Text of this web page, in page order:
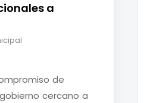
a
de
cercano a